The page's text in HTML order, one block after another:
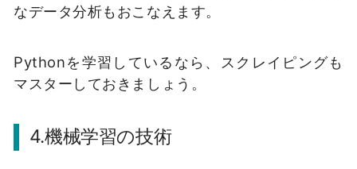
なデータ分析もおこなえます。
Pythonを学習しているなら、スクレイピングも
マスターしておきましょう。
4.機械学習の技術